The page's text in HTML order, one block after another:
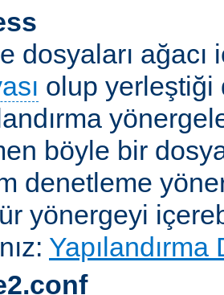
dosyaları
olup yerleştiği
böyle bir
denetleme
yönergeyi
Yapılandırma